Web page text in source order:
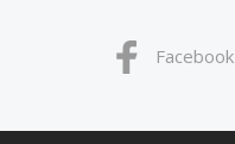
Facebook